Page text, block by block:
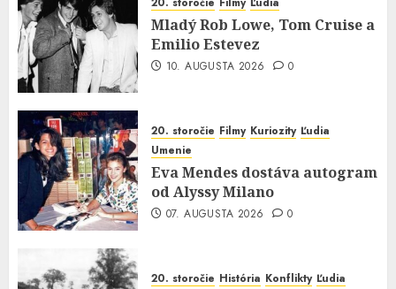
Mladý Rob Lowe, Tom Cruise a
Emilio Estevez
10. AUGUSTA 2026 0
20. storočie Filmy Kuriozity Ľudia
Umenie
Eva Mendes dostáva autogram
od Alyssy Milano
07. AUGUSTA 2026 0
20. storočie História Konflikty Ľudia